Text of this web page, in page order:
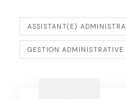
ASSISTANT(E)
GESTION ADMINISTRATIVE